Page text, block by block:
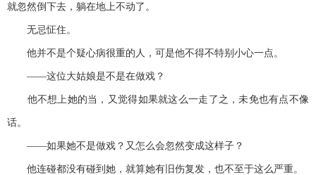
就忽然倒下去，躺在地上不动了。
无忌怔住。
他并不是个疑心病很重的人，可是他不得不特别小心一点。
——这位大姑娘是不是在做戏？
他不想上她的当，又觉得如果就这么一走了之，未免也有点不像
话。
——如果她不是做戏？又怎么会忽然变成这样子？
他连碰都没有碰到她，就算她有旧伤复发，也不至于这么严重。